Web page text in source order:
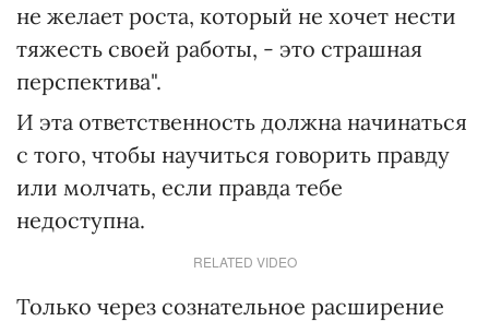
не желает роста, который не хочет нести
тяжесть своей работы, - это страшная
перспектива".
И эта ответственность должна начинаться
с того, чтобы научиться говорить правду
или молчать, если правда тебе
недоступна.
RELATED VIDEO
Только через сознательное расширение